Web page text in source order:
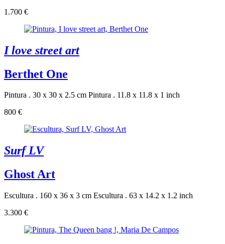
1.700 €
I love street art
Berthet One
Pintura . 30 x 30 x 2.5 cm Pintura . 11.8 x 11.8 x 1 inch
800 €
Surf LV
Ghost Art
Escultura . 160 x 36 x 3 cm Escultura . 63 x 14.2 x 1.2 inch
3.300 €